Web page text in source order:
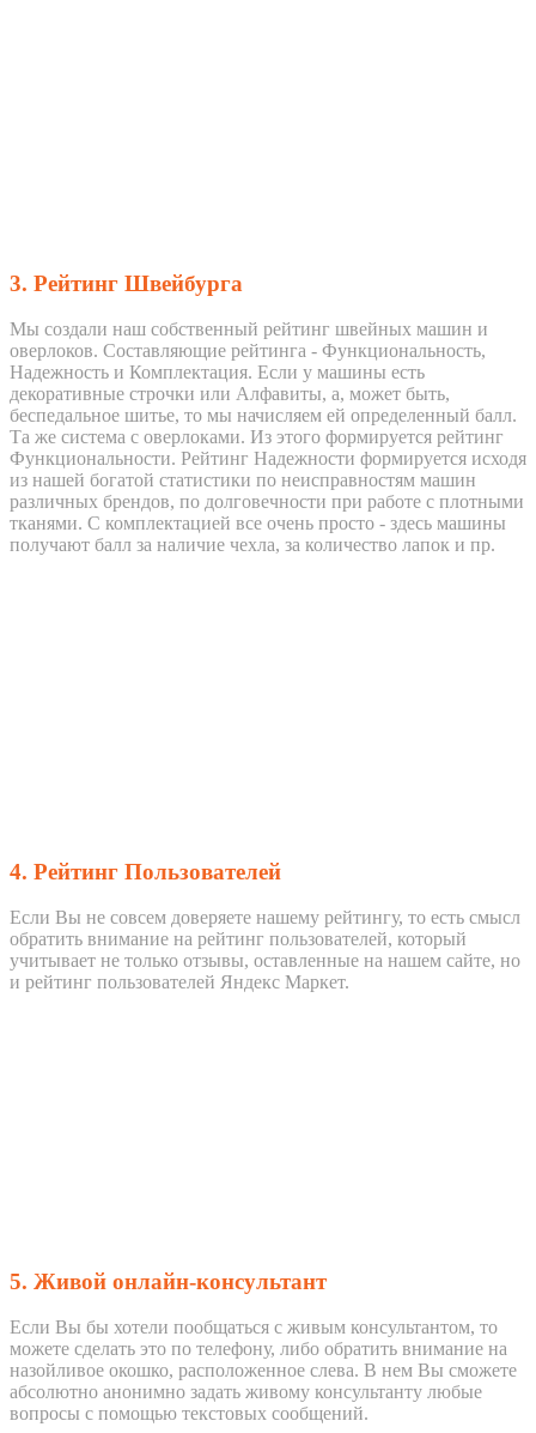
3. Рейтинг Швейбурга
Мы создали наш собственный рейтинг швейных машин и
оверлоков. Составляющие рейтинга - Функциональность,
Надежность и Комплектация. Если у машины есть
декоративные строчки или Алфавиты, а, может быть,
беспедальное шитье, то мы начисляем ей определенный балл.
Та же система с оверлоками. Из этого формируется рейтинг
Функциональности. Рейтинг Надежности формируется исходя
из нашей богатой статистики по неисправностям машин
различных брендов, по долговечности при работе с плотными
тканями. С комплектацией все очень просто - здесь машины
получают балл за наличие чехла, за количество лапок и пр.
4. Рейтинг Пользователей
Если Вы не совсем доверяете нашему рейтингу, то есть смысл
обратить внимание на рейтинг пользователей, который
учитывает не только отзывы, оставленные на нашем сайте, но
и рейтинг пользователей Яндекс Маркет.
5. Живой онлайн-консультант
Если Вы бы хотели пообщаться с живым консультантом, то
можете сделать это по телефону, либо обратить внимание на
назойливое окошко, расположенное слева. В нем Вы сможете
абсолютно анонимно задать живому консультанту любые
вопросы с помощью текстовых сообщений.